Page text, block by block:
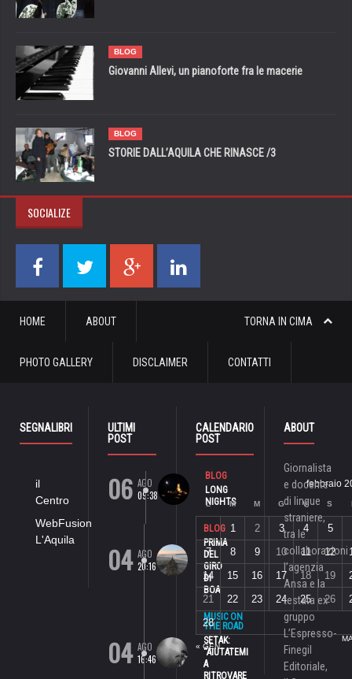
BLOG
Giovanni Allevi, un pianoforte fra le macerie
BLOG
STORIE DALL’AQUILA CHE RINASCE /3
SOCIALIZE
TORNA IN CIMA
HOME ABOUT
PHOTO GALLERY DISCLAIMER CONTATTI
SEGNALIBRI
il
Centro
WebFusion
L'Aquila
ULTIMI
POST
06 AGO
09:38
BLOG
LONG
NIGHTS
04 AGO
20:16
BLOG
PRIMA
DEL
GIRO
DI
BOA
04 AGO
16:46
MUSIC ON
THE ROAD
SETAK:
“AIUTATEMI
A
RITROVARE
CALENDARIO
POST
febbraio
L M M G V S
« GEN
1 2 3 4 5
7
8 9 10 11 12
14
15 16 17 18 19
21
22 23 24 25 26
28
ABOUT
Giornalista
e docente
di lingue
straniere,
tra le
collaborazioni
l’agenzia
Ansa e la
testata ex
gruppo
L’Espresso-
Finegil
Editoriale,